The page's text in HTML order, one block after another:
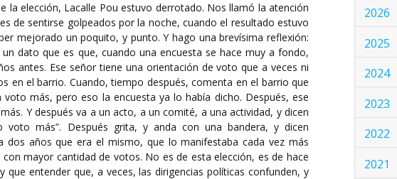
la elección, Lacalle Pou estuvo derrotado. Nos llamó la atención
de sentirse golpeados por la noche, cuando el resultado estuvo
mejorado un poquito, y punto. Y hago una brevísima reflexión:
dato que es que, cuando una encuesta se hace muy a fondo,
antes. Ese señor tiene una orientación de voto que a veces ni
en el barrio. Cuando, tiempo después, comenta en el barrio que
voto más, pero eso la encuesta ya lo había dicho. Después, ese
Y después va a un acto, a un comité, a una actividad, y dicen
voto más”. Después grita, y anda con una bandera, y dicen
dos años que era el mismo, que lo manifestaba cada vez más
mayor cantidad de votos. No es de esta elección, es de hace
entender que, a veces, las dirigencias políticas confunden, y
2026
2025
2024
2023
2022
2021